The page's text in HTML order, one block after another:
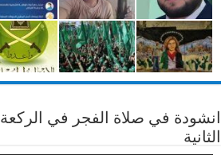
انشودة في صلاة الفجر في الركعة
الثانية